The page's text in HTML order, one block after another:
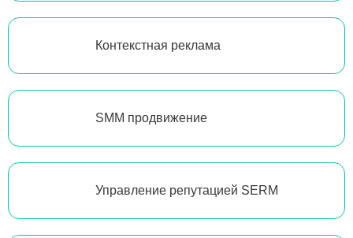
Контекстная реклама
SMM продвижение
Управление репутацией SERM